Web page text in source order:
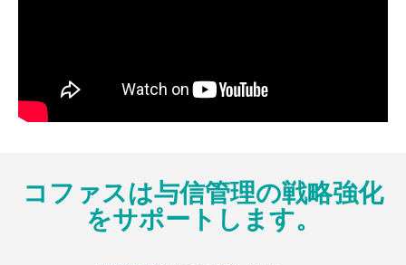
コファスは与信管理の戦略強化
をサポートします。